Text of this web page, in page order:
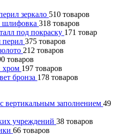
зеркало 510 товаров
шлифовка 318 товаров
под покраску 171 товар
перил 375 товаров
212 товаров
товаров
хром 197 товаров
бронза 178 товаров
вертикальным заполнением 49
учреждений 38 товаров
66 товаров